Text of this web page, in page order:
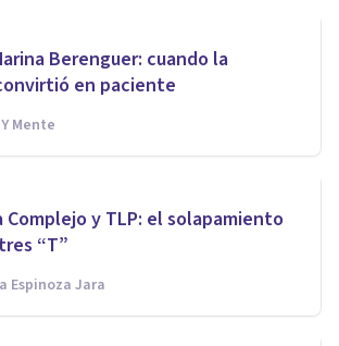
Berenguer: cuando la
en paciente
Mente
Complejo y TLP: el solapamiento
“T”
Espinoza Jara